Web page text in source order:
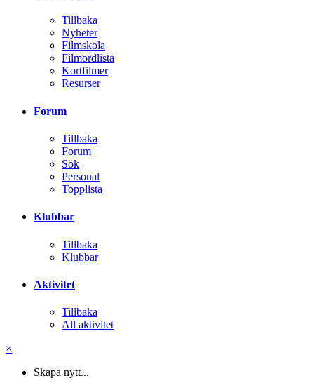
Tillbaka
Nyheter
Filmskola
Filmordlista
Kortfilmer
Resurser
Forum
Tillbaka
Forum
Sök
Personal
Topplista
Klubbar
Tillbaka
Klubbar
Aktivitet
Tillbaka
All aktivitet
×
Skapa nytt...